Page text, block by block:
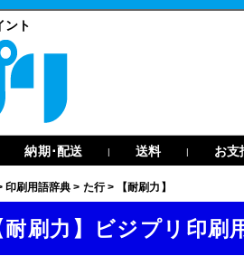
ント
納期･配送 | 送料 | お支
印刷用語辞典 > た行> 【耐刷力】
耐刷力】ビジプリ印刷